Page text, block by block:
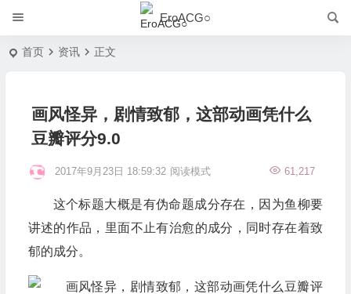
EroACG○
首页 资讯 正文
画风怪异，剧情致郁，这部动画凭什么
豆瓣评分9.0
2017年9月23日 18:59:32 61,217
阅读模式
这个标题大概是有伪命题成分存在，因为鱼柳要
讲述的作品，里面不止有治愈的成分，同时存在着致
郁的成分。